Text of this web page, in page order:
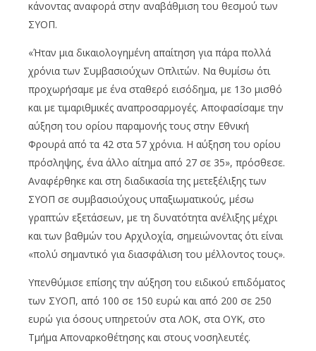
κάνοντας αναφορά στην αναβάθμιση του θεσμού των
ΣΥΟΠ.
«Ήταν μια δικαιολογημένη απαίτηση για πάρα πολλά
χρόνια των Συμβασιούχων Οπλιτών. Να θυμίσω ότι
προχωρήσαμε με ένα σταθερό εισόδημα, με 13ο μισθό
και με τιμαριθμικές αναπροσαρμογές. Αποφασίσαμε την
αύξηση του ορίου παραμονής τους στην Εθνική
Φρουρά από τα 42 στα 57 χρόνια. Η αύξηση του ορίου
πρόσληψης, ένα άλλο αίτημα από 27 σε 35», πρόσθεσε.
Αναφέρθηκε και στη διαδικασία της μετεξέλιξης των
ΣΥΟΠ σε συμβασιούχους υπαξιωματικούς, μέσω
γραπτών εξετάσεων, με τη δυνατότητα ανέλιξης μέχρι
και των βαθμών του Αρχιλοχία, σημειώνοντας ότι είναι
«πολύ σημαντικό για διασφάλιση του μέλλοντος τους».
Υπενθύμισε επίσης την αύξηση του ειδικού επιδόματος
των ΣΥΟΠ, από 100 σε 150 ευρώ και από 200 σε 250
ευρώ για όσους υπηρετούν στα ΛΟΚ, στα ΟΥΚ, στο
Τμήμα Αποναρκοθέτησης και στους νοσηλευτές.